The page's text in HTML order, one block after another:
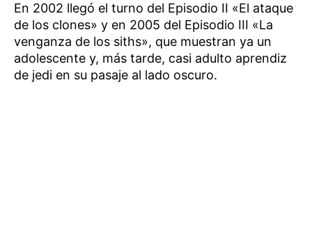
En 2002 llegó el turno del Episodio II «El ataque
de los clones» y en 2005 del Episodio III «La
venganza de los siths», que muestran ya un
adolescente y, más tarde, casi adulto aprendiz
de jedi en su pasaje al lado oscuro.